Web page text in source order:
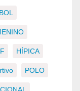
HÍPICA
POLO